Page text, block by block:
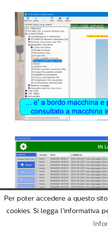
Per poter accedere a questo
cookies. Si legga l'informativa